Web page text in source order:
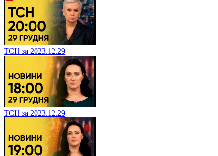
ТСН за 2023.12.29
ТСН за 2023.12.29